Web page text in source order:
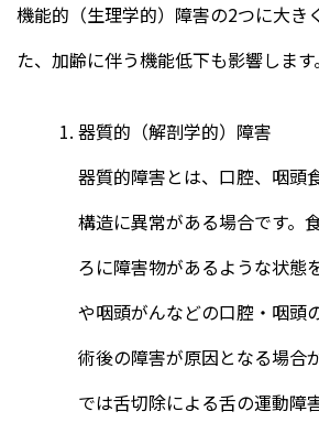
機能的（生理学的）障害の2つに大き
た、加齢に伴う機能低下も影響します。
器質的（解剖学的）障害
器質的障害とは、口腔、咽頭
構造に異常がある場合です。
ろに障害物があるような状態
や咽頭がんなどの口腔・咽頭
術後の障害が原因となる場合
では舌切除による舌の運動障